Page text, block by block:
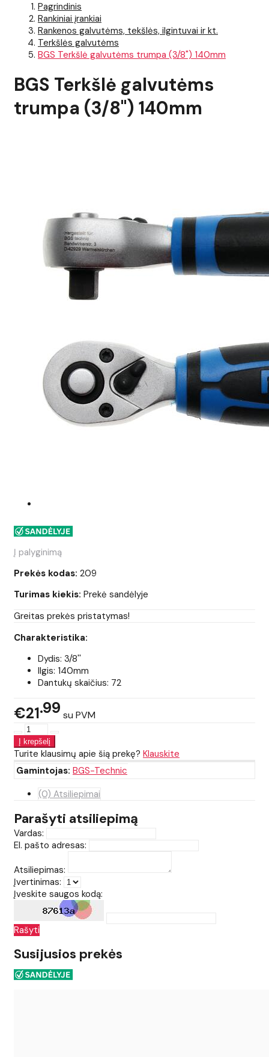
Pagrindinis
Rankiniai įrankiai
Rankenos galvutėms, tekšlės, ilgintuvai ir kt.
Terkšlės galvutėms
BGS Terkšlė galvutėms trumpa (3/8") 140mm
BGS Terkšlė galvutėms
trumpa (3/8") 140mm
Į palyginimą
Prekės kodas: 209
Turimas kiekis: Prekė sandėlyje
Greitas prekės pristatymas!
Charakteristika:
Dydis: 3/8''
Ilgis: 140mm
Dantukų skaičius: 72
€21 99 su PVM
Turite klausimų apie šią prekę? Klauskite
Gamintojas: BGS-Technic
(0) Atsiliepimai
Parašyti atsiliepimą
Vardas:
El. pašto adresas:
Atsiliepimas:
Įvertinimas:
Įveskite saugos kodą:
Rašyti
Susijusios prekės